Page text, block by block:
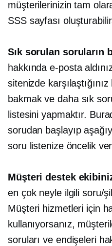
müşterilerinizin tam
SSS sayfası
Sık sorulan soruların
hakkında e-posta
sitenizde
bakmak ve daha sık
listesini yapmaktır.
sorudan başlayıp
soru listenize öncelik
Müşteri destek
en çok neyle ilgili soru/
Müşteri hizmetleri için
kullanıyorsanız,
soruları ve endişeleri